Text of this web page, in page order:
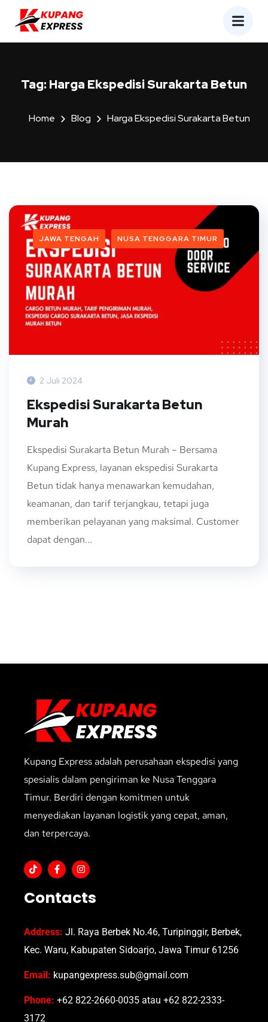
Tag: Harga Ekspedisi Surakarta Betun
Home Blog Harga Ekspedisi Surakarta Betun
JAWA TENGAH NUSA TENGGARA TIMUR
2 Juli 2024
Ekspedisi Surakarta Betun
Murah
Ekspedisi Surakarta Betun Murah – Bersama
Kupang Express, layanan ekspedisi Surakarta
Betun tidak hanya menawarkan kemudahan,
keamanan, dan tarif terjangkau, tetapi juga
memberikan pelayanan yang maksimal. Customer
dapat dengan...
Kupang Express adalah perusahaan ekspedisi yang
spesialis dalam pengiriman ke Nusa Tenggara
Timur. Berdiri dengan komitmen untuk
menyediakan layanan logistik yang cepat, aman,
dan terpercaya.
Contacts
Address: Jl. Raya Berbek No.46, Turipinggir, Berbek,
Kec. Waru, Kabupaten Sidoarjo, Jawa Timur 61256
Email: kupangexpress.sub@gmail.com
Phone: +62 822-2660-0035 atau +62 822-2333-
3172